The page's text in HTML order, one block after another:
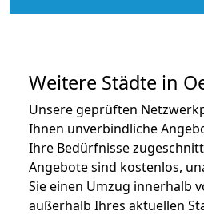
Weitere Städte in
Unsere geprüften
Ihnen unverbindliche
Ihre Bedürfnisse
Angebote sind kostenlos,
Sie einen Umzug innerhalb
außerhalb Ihres aktuellen